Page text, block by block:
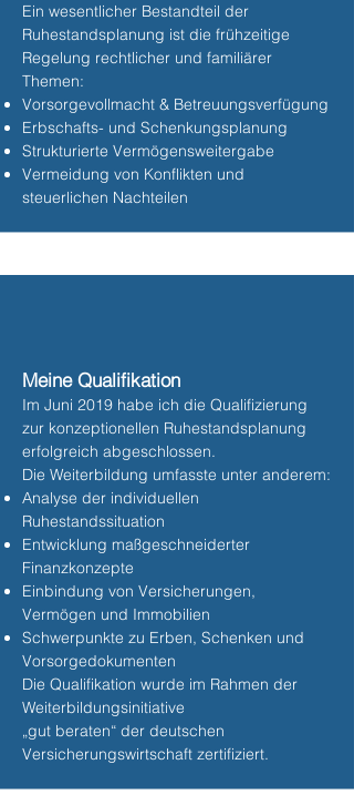
Ein wesentlicher Bestandteil der
Ruhestandsplanung ist die frühzeitige
Regelung rechtlicher und familiärer
Themen:
Vorsorgevollmacht & Betreuungsverfügung
Erbschafts- und Schenkungsplanung
Strukturierte Vermögensweitergabe
Vermeidung von Konflikten und
steuerlichen Nachteilen
Meine Qualifikation
Im Juni 2019 habe ich die Qualifizierung
zur konzeptionellen Ruhestandsplanung
erfolgreich abgeschlossen.
Die Weiterbildung umfasste unter anderem:
Analyse der individuellen
Ruhestandssituation
Entwicklung maßgeschneiderter
Finanzkonzepte
Einbindung von Versicherungen,
Vermögen und Immobilien
Schwerpunkte zu Erben, Schenken und
Vorsorgedokumenten
Die Qualifikation wurde im Rahmen der
Weiterbildungsinitiative
„gut beraten“ der deutschen
Versicherungswirtschaft zertifiziert.